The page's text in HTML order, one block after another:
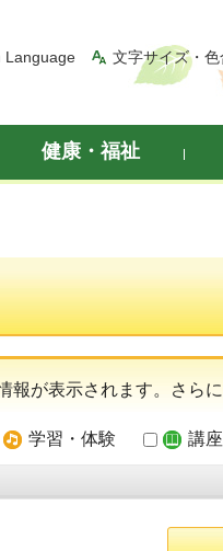
Language 文字サイズ・色
健康・福祉
報が表示されます。さら
学習・体験 講